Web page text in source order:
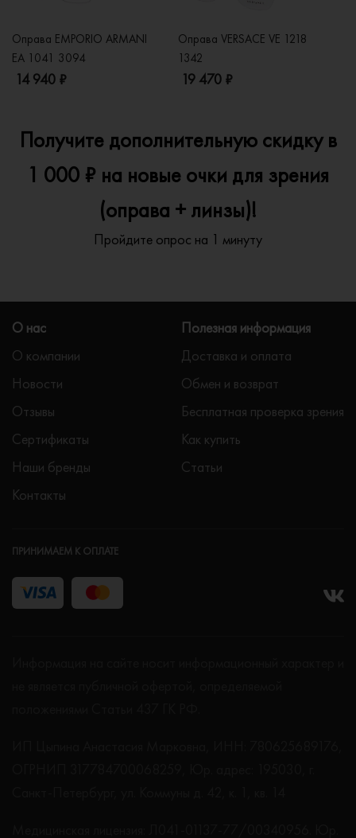
Оправа EMPORIO ARMANI
EA 1041 3094
14 940 ₽
Оправа VERSACE VE 1218
1342
19 470 ₽
Получите дополнительную скидку в
1 000 ₽ на новые очки для зрения
(оправа + линзы)!
Пройдите опрос на 1 минуту
О нас
О компании
Новости
Отзывы
Сертификаты
Наши бренды
Контакты
Полезная информация
Доставка и оплата
Обмен и возврат
Бесплатная проверка зрения
Как купить
Статьи
ПРИНИМАЕМ К ОПЛАТЕ